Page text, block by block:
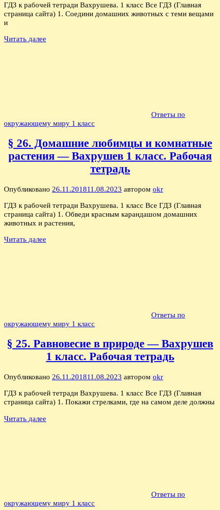
ГДЗ к рабочей тетради Вахрушева. 1 класс Все ГДЗ (Главная
страница сайта) 1. Соедини домашних животных с теми вещами
и
Читать далее
Ответы по
окружающему миру 1 класс
§ 26. Домашние любимцы и комнатные
растения — Вахрушев 1 класс. Рабочая
тетрадь
Опубликовано 26.11.201811.08.2023 автором okr
ГДЗ к рабочей тетради Вахрушева. 1 класс Все ГДЗ (Главная
страница сайта) 1. Обведи красным карандашом домашних
животных и растения,
Читать далее
Ответы по
окружающему миру 1 класс
§ 25. Равновесие в природе — Вахрушев
1 класс. Рабочая тетрадь
Опубликовано 26.11.201811.08.2023 автором okr
ГДЗ к рабочей тетради Вахрушева. 1 класс Все ГДЗ (Главная
страница сайта) 1. Покажи стрелками, где на самом деле должны
Читать далее
Ответы по
окружающему миру 1 класс